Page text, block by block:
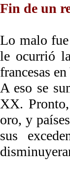
Fin de un
Lo malo
le ocurrió
francesas
A eso se
XX.
oro, y
sus